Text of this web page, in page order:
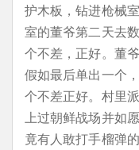
护木板，钻进枪械
室的董爷第二天去
个不差，正好。董
假如最后单出一个
个不差正好。村里
上过朝鲜战场并如
竟有人敢打手榴弹